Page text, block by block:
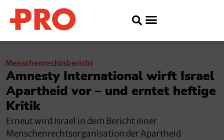
Menschenrechtsbericht
Amnesty International wirft Israel
Apartheid vor – und erntet heftige
Kritik
Erneut wird Israel in dem Bericht einer
Menschenrechtsorganisation der Apartheid